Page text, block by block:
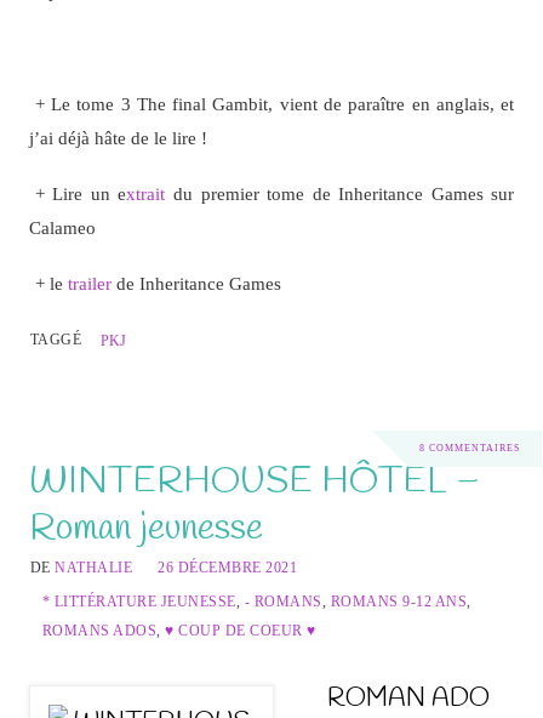
+ Le tome 3 The final Gambit, vient de paraître en anglais, et
j’ai déjà hâte de le lire !
+ Lire un extrait du premier tome de Inheritance Games sur
Calameo
+ le trailerde Inheritance Games
TAGGÉ PKJ
8 COMMENTAIRES
WINTERHOUSE HÔTEL –
Roman jeunesse
DENATHALIE
26 DÉCEMBRE 2021
* LITTÉRATURE JEUNESSE, - ROMANS, ROMANS 9-12 ANS,
ROMANS ADOS,♥ COUP DE COEUR ♥
ROMAN ADO